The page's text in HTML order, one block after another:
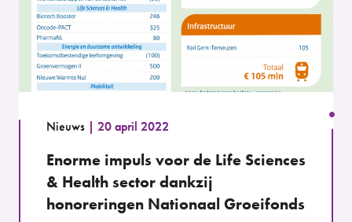
Nieuws 20 april 2022
Enorme impuls voor de Life Sciences
& Health sector dankzij
honoreringen Nationaal Groeifonds